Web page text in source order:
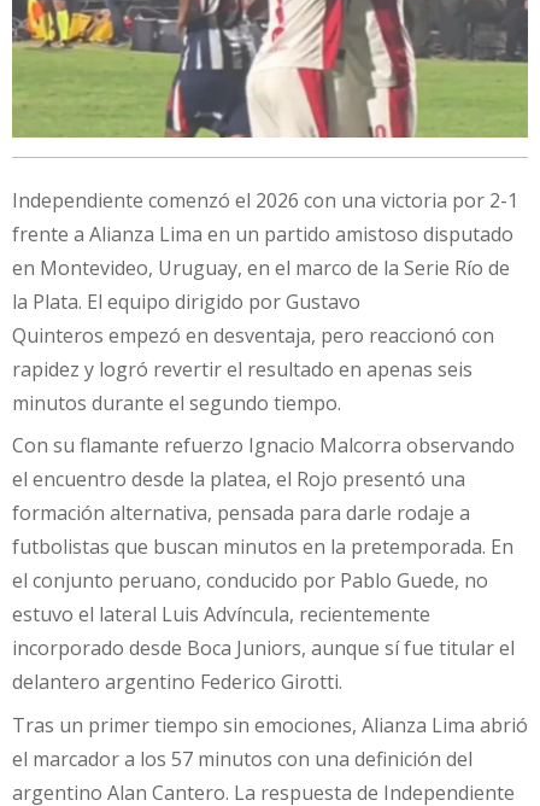
Independiente comenzó el 2026 con una victoria por 2-1
frente a Alianza Lima en un partido amistoso disputado
en Montevideo, Uruguay, en el marco de la Serie Río de
la Plata. El equipo dirigido por Gustavo
Quinteros empezó en desventaja, pero reaccionó con
rapidez y logró revertir el resultado en apenas seis
minutos durante el segundo tiempo.
Con su flamante refuerzo Ignacio Malcorra observando
el encuentro desde la platea, el Rojo presentó una
formación alternativa, pensada para darle rodaje a
futbolistas que buscan minutos en la pretemporada. En
el conjunto peruano, conducido por Pablo Guede, no
estuvo el lateral Luis Advíncula, recientemente
incorporado desde Boca Juniors, aunque sí fue titular el
delantero argentino Federico Girotti.
Tras un primer tiempo sin emociones, Alianza Lima abrió
el marcador a los 57 minutos con una definición del
argentino Alan Cantero. La respuesta de Independiente